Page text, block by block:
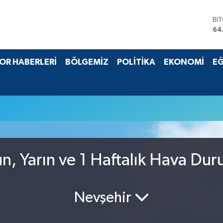
HABERLERİ BÖLGEMİZ POLİTİKA EKONOMİ
Yarın ve 1 Haftalık Hava
Nevşehir